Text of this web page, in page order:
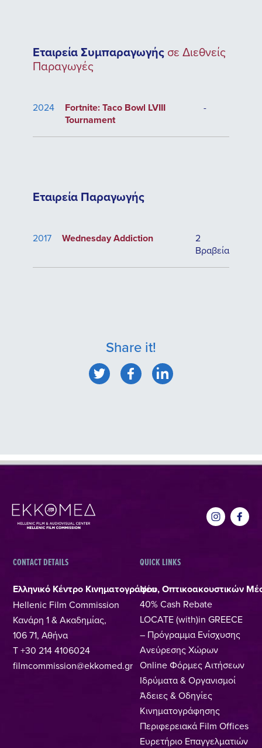
Εταιρεία Συμπαραγωγής σε Διεθνείς
Παραγωγές
2024
Fortnite: Taco Bowl LVIII
Tournament
-
Εταιρεία Παραγωγής
2017 Wednesday Addiction
2
Βραβεία
Share it!
CONTACT DETAILS
Ελληνικό Κέντρο Κινηματογράφου, Οπτικοακουστικών
Hellenic Film Commission
Κανάρη 1 & Ακαδημίας,
106 71, Αθήνα
T +30 214 4106024
filmcommission@ekkomed.gr
QUICK LINKS
Νέα
40% Cash Rebate
LOCATE (with)in GREECE
– Πρόγραμμα Ενίσχυσης
Ανεύρεσης Χώρων
Online Φόρμες Αιτήσεων
Ιδρύματα & Οργανισμοί
Άδειες & Οδηγίες
Κινηματογράφησης
Περιφερειακά Film Offices
Ευρετήριο Επαγγελματιών